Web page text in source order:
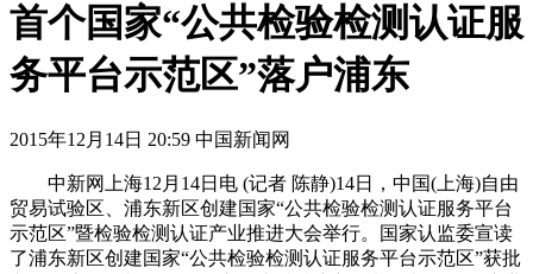
首个国家“公共检验检测认证服
务平台示范区”落户浦东
2015年12月14日 20:59 中国新闻网
中新网上海12月14日电 (记者 陈静)14日，中国(上海)自由
贸易试验区、浦东新区创建国家“公共检验检测认证服务平台
示范区”暨检验检测认证产业推进大会举行。国家认监委宣读
了浦东新区创建国家“公共检验检测认证服务平台示范区”获批